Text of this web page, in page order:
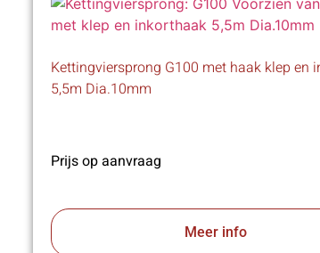
Kettingviersprong G100 met haak klep en
5,5m Dia.10mm
Prijs op aanvraag
Meer info